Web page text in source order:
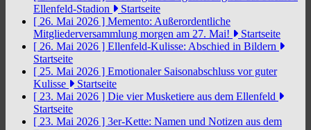
Ellenfeld-Stadion
Startseite
[ 26. Mai 2026 ] Memento: Außerordentliche
Mitgliederversammlung morgen am 27. Mai!
Startseite
[ 26. Mai 2026 ] Ellenfeld-Kulisse: Abschied in Bildern
Startseite
[ 25. Mai 2026 ] Emotionaler Saisonabschluss vor guter
Kulisse
Startseite
[ 23. Mai 2026 ] Die vier Musketiere aus dem Ellenfeld
Startseite
[ 23. Mai 2026 ] 3er-Kette: Namen und Notizen aus dem